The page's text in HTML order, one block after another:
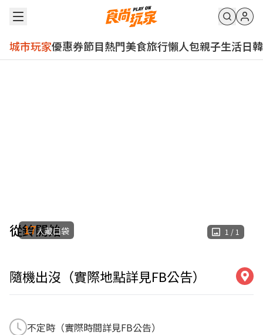
城市玩家優惠券節目熱門美食旅行懶人包親子生活日韓
從鈴開始 1 / 1
17人藏口袋
隨機出沒（實際地點詳見FB公告）
不定時（實際時間詳見FB公告）